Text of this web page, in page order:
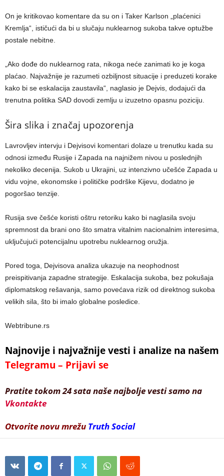
On je kritikovao komentare da su on i Taker Karlson „plaćenici
Kremlja“, ističući da bi u slučaju nuklearnog sukoba takve optužbe
postale nebitne.
„Ako dođe do nuklearnog rata, nikoga neće zanimati ko je koga
plaćao. Najvažnije je razumeti ozbiljnost situacije i preduzeti korake
kako bi se eskalacija zaustavila“, naglasio je Dejvis, dodajući da
trenutna politika SAD dovodi zemlju u izuzetno opasnu poziciju.
Šira slika i značaj upozorenja
Lavrovljev intervju i Dejvisovi komentari dolaze u trenutku kada su
odnosi između Rusije i Zapada na najnižem nivou u poslednjih
nekoliko decenija. Sukob u Ukrajini, uz intenzivno učešće Zapada u
vidu vojne, ekonomske i političke podrške Kijevu, dodatno je
pogoršao tenzije.
Rusija sve češće koristi oštru retoriku kako bi naglasila svoju
spremnost da brani ono što smatra vitalnim nacionalnim interesima,
uključujući potencijalnu upotrebu nuklearnog oružja.
Pored toga, Dejvisova analiza ukazuje na neophodnost
preispitivanja zapadne strategije. Eskalacija sukoba, bez pokušaja
diplomatskog rešavanja, samo povećava rizik od direktnog sukoba
velikih sila, što bi imalo globalne posledice.
Webtribune.rs
Najnovije i najvažnije vesti i analize na našem
Telegramu – Prijavi se
Pratite tokom 24 sata naše najbolje vesti samo na
Vkontakte
Otvorite novu mrežu Truth Social